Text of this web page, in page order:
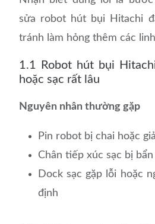
sửa robot hút bụi Hitachi
tránh làm hỏng thêm các
1.1 Robot hút bụi
hoặc sạc rất lâu
Nguyên nhân thường gặp
Pin robot bị chai hoặc
Chân tiếp xúc sạc bị
Dock sạc gặp lỗi hoặc
định